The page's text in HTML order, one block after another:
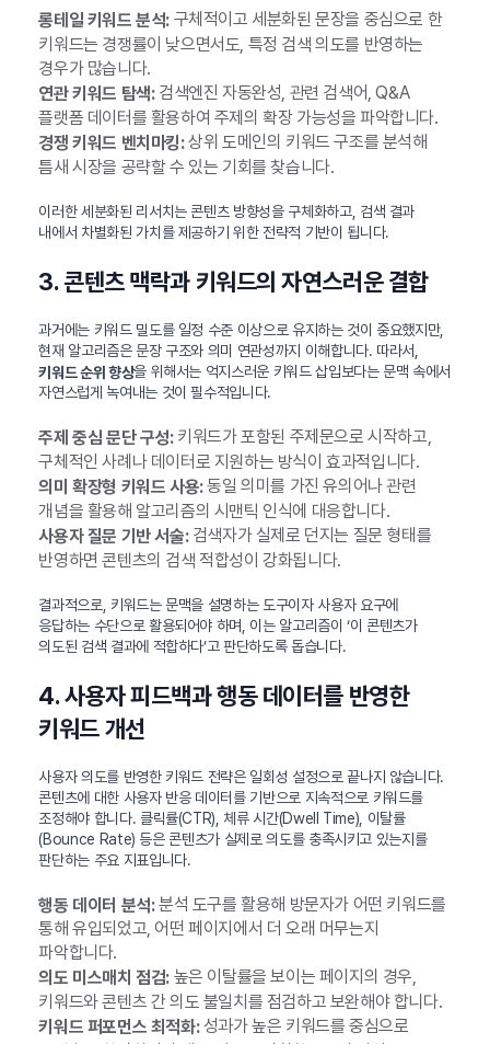
롱테일 키워드 분석:구체적이고 세분화된 문장을 중심으로 한
키워드는 경쟁률이 낮으면서도, 특정 검색 의도를 반영하는
경우가 많습니다.
연관 키워드 탐색:검색엔진 자동완성, 관련 검색어, Q&A
플랫폼 데이터를 활용하여 주제의 확장 가능성을 파악합니다.
경쟁 키워드 벤치마킹:상위 도메인의 키워드 구조를 분석해
틈새 시장을 공략할 수 있는 기회를 찾습니다.
이러한 세분화된 리서치는 콘텐츠 방향성을 구체화하고, 검색 결과
내에서 차별화된 가치를 제공하기 위한 전략적 기반이 됩니다.
3. 콘텐츠 맥락과 키워드의 자연스러운 결합
과거에는 키워드 밀도를 일정 수준 이상으로 유지하는 것이 중요했지만,
현재 알고리즘은 문장 구조와 의미 연관성까지 이해합니다. 따라서,
키워드 순위 향상을 위해서는 억지스러운 키워드 삽입보다는 문맥 속에서
자연스럽게 녹여내는 것이 필수적입니다.
주제 중심 문단 구성:키워드가 포함된 주제문으로 시작하고,
구체적인 사례나 데이터로 지원하는 방식이 효과적입니다.
의미 확장형 키워드 사용:동일 의미를 가진 유의어나 관련
개념을 활용해 알고리즘의 시맨틱 인식에 대응합니다.
사용자 질문 기반 서술:검색자가 실제로 던지는 질문 형태를
반영하면 콘텐츠의 검색 적합성이 강화됩니다.
결과적으로, 키워드는 문맥을 설명하는 도구이자 사용자 요구에
응답하는 수단으로 활용되어야 하며, 이는 알고리즘이 ‘이 콘텐츠가
의도된 검색 결과에 적합하다’고 판단하도록 돕습니다.
4. 사용자 피드백과 행동 데이터를 반영한
키워드 개선
사용자 의도를 반영한 키워드 전략은 일회성 설정으로 끝나지 않습니다.
콘텐츠에 대한 사용자 반응 데이터를 기반으로 지속적으로 키워드를
조정해야 합니다. 클릭률(CTR), 체류 시간(Dwell Time), 이탈률
(Bounce Rate) 등은 콘텐츠가 실제로 의도를 충족시키고 있는지를
판단하는 주요 지표입니다.
행동 데이터 분석:분석 도구를 활용해 방문자가 어떤 키워드를
통해 유입되었고, 어떤 페이지에서 더 오래 머무는지
파악합니다.
의도 미스매치 점검:높은 이탈률을 보이는 페이지의 경우,
키워드와 콘텐츠 간 의도 불일치를 점검하고 보완해야 합니다.
키워드 퍼포먼스 최적화:성과가 높은 키워드를 중심으로